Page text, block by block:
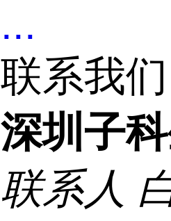
...
联系我们
深圳子
联系人